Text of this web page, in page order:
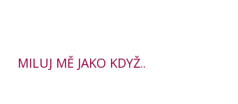
MILUJ MĚ JAKO KDYŽ..